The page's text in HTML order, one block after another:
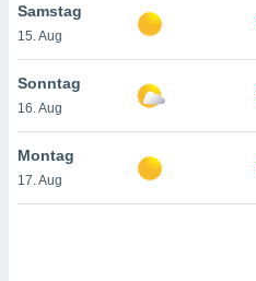
der
weiterhin
Samstag
15. Aug
Sonntag
16. Aug
Montag
17. Aug